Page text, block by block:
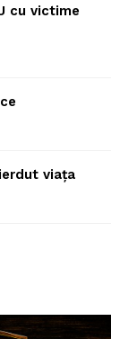
cu victime
viața